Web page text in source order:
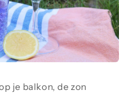
je balkon, de zon